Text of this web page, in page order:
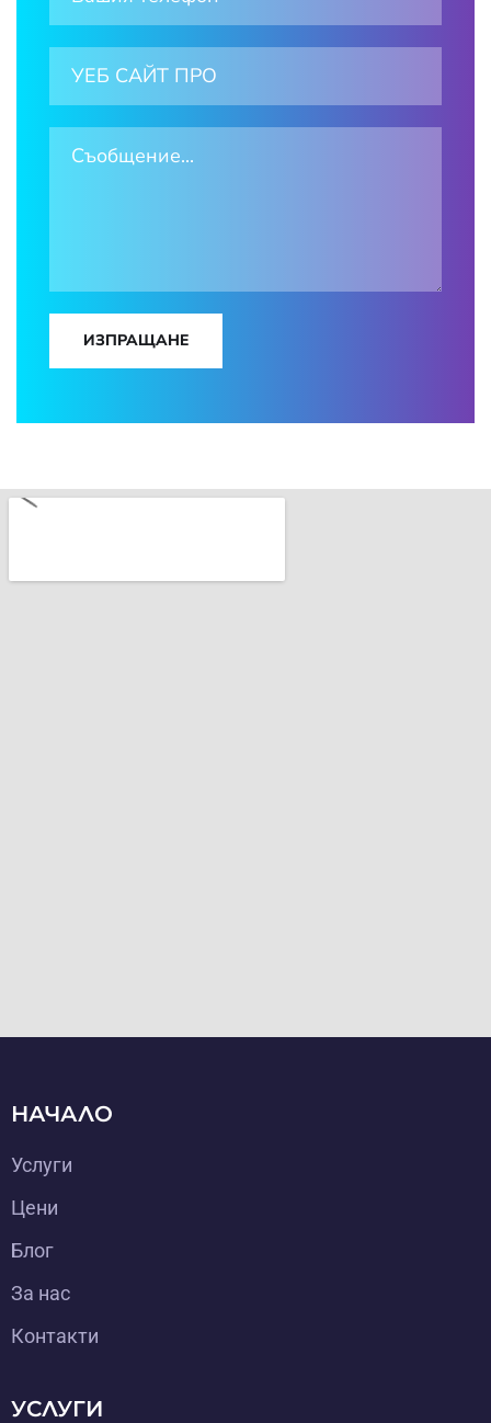
ИЗПРАЩАНЕ
НАЧАЛО
Услуги
Цени
Блог
За нас
Контакти
УСЛУГИ